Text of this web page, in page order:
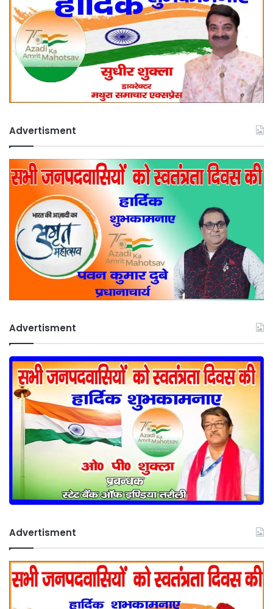
Advertisment
Advertisment
Advertisment